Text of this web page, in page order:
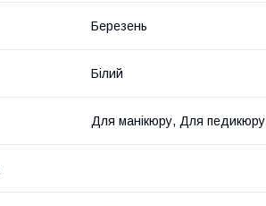
Березень
Білий
Для манікюру, Для педикюру